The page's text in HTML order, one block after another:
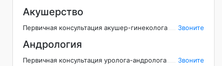
Акушерство
Первичная консультация акушер-гинеколога Звоните
Андрология
Первичная консультация уролога-андролога Звоните